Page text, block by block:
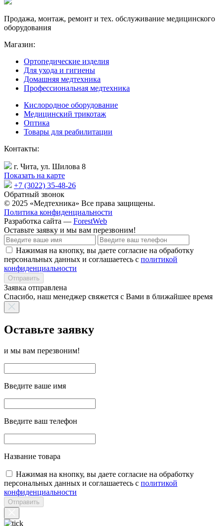
Продажа, монтаж, ремонт и тех. обслуживание медицинского
оборудования
Магазин:
Ортопедические изделия
Для ухода и гигиены
Домашняя медтехника
Профессиональная медтехника
Кислородное оборудование
Медицинский трикотаж
Оптика
Товары для реабилитации
Контакты:
г. Чита, ул. Шилова 8
Показать на карте
+7 (3022) 35-48-26
Обратный звонок
© 2025 «Медтехника» Все права защищены.
Политика конфиденциальности
Разработка сайта — ForestWeb
Оставьте заявку и мы вам перезвоним!
Нажимая на кнопку, вы даете согласие на обработку
персональных данных и соглашаетесь с политикой
конфиденциальности
Отправить
Заявка отправлена
Спасибо, наш менеджер свяжется с Вами в ближайшее время
Оставьте заявку
и мы вам перезвоним!
Введите ваше имя
Введите ваш телефон
Название товара
Нажимая на кнопку, вы даете согласие на обработку
персональных данных и соглашаетесь с политикой
конфиденциальности
Отправить